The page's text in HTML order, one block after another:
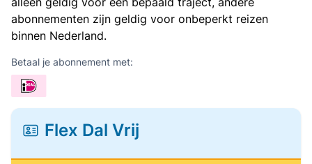
abonnementen zijn geldig voor onbeperkt reizen
binnen Nederland.
Betaal je abonnement met:
Flex Dal Vrij